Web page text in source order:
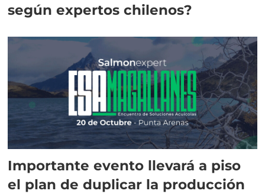
según expertos chilenos?
Importante evento llevará a piso
el plan de duplicar la producción